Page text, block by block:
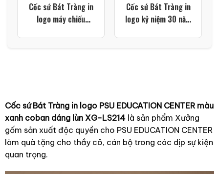
Cốc sứ Bát Tràng in
logo máy chiếu
Cốc sứ Bát Tràng in
logo kỷ niệm 30 năm
Cốc sứ Bát Tràng in logo PSU EDUCATION CENTER màu
xanh coban dáng lùn XG-LS214 là sản phẩm Xưởng
gốm sản xuất độc quyền cho PSU EDUCATION CENTER
làm quà tặng cho thầy cô, cán bộ trong các dịp sự kiện
quan trọng.